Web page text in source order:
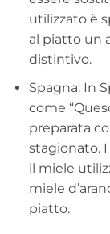
utilizzato è
al piatto un
distintivo.
Spagna: In
come
preparata
stagionato.
il miele
miele
piatto.